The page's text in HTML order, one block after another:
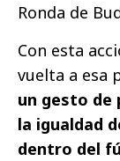
Ronda de
Con esta
vuelta a esa
un gesto de
la igualdad
dentro del